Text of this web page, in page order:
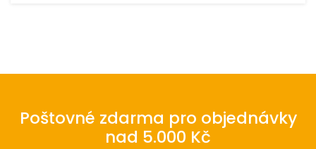
Poštovné zdarma pro objednávky
nad 5.000 Kč